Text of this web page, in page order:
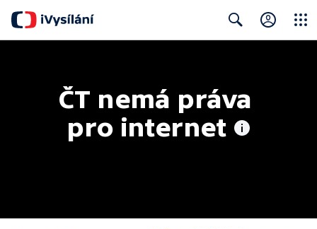
ČT nemá práva
pro internet